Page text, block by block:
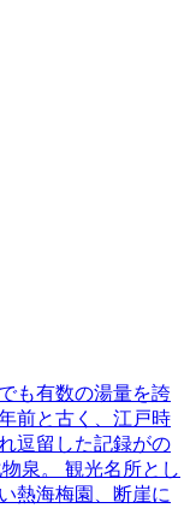
も有数の湯量を誇
前と古く、江戸時
逗留した記録がの
泉。 観光名所とし
熱海梅園、断崖に